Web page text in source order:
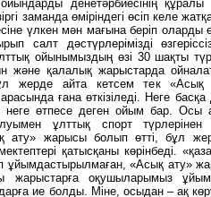
денетәрбиесінің құралы
заманда өміріндегі өсіп келе
үлкен мән мағына беріп оларды
салт дәстүрлерімізді
ойынымыздың өзі 30 шақты
және қалалық жарыстарда
жерде айта кетсем тек «Асық
арасында ғана өткізіледі. Неге
неге өтпесе деген ойым бар. Осы
ұлттық спорт түрлерінен
ату» жарысы болып өтті, бұл
қатысқаны көрінбеді.
ұйымдастырылмаған, «Асық ату»
жарыстарға оқушыларымыз
ие болды. Міне, осыдан – ақ